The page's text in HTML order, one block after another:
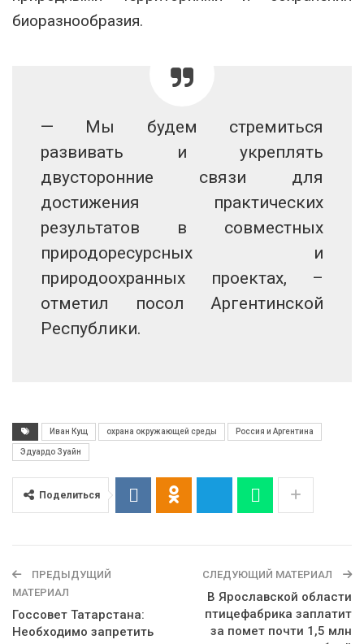
биоразнообразия.
— Мы будем стремиться
развивать и укреплять
двусторонние связи для
достижения практических
результатов в совместных
природоресурсных и
природоохранных проектах, –
отметил посол Аргентинской
Республики.
Иван Кущ охрана окружающей среды Россия и Аргентина
Эдуардо Зуайн
Поделиться
ПРЕДЫДУЩИЙ
МАТЕРИАЛ
Госсовет Татарстана:
Необходимо запретить
СЛЕДУЮЩИЙ МАТЕРИАЛ
В Ярославской области
птицефабрика заплатит
за помет почти 1,5 млн